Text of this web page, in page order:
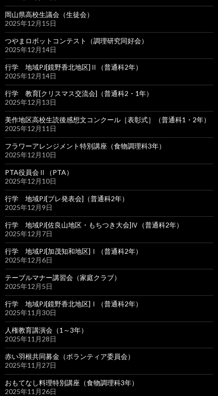
岡山県高校生議会（生徒会）
2025年12月15日
つやまロボットコンテスト（調理研究同好会）
2025年12月14日
行学 地域PJ[鏡野香北地区]Ⅱ（普通科2年）
2025年12月14日
行学 教育[クリスマス交流会]（普通科2・1年）
2025年12月13日
美作地区高校生読後感想文コンクール［表彰式］（普通科1・2年）
2025年12月11日
フラワーアレンジメント特別講座（食物調理科3年）
2025年12月10日
PTA役員会Ⅱ（PTA）
2025年12月10日
行学 地域PJ[プレ発表会]（普通科2年）
2025年12月9日
行学 地域PJ[佐良山地区・もちつき大会]Ⅳ（普通科2年）
2025年12月7日
行学 地域PJ[加茂知和地区]Ⅰ（普通科2年）
2025年12月6日
テーブルマナー講習会（家庭クラブ）
2025年12月5日
行学 地域PJ[鏡野香北地区]Ⅰ（普通科2年）
2025年11月30日
人権教育講演会（1～3年）
2025年11月28日
赤い羽根共同募金（ボランティア委員会）
2025年11月27日
おもてなし料理特別講座（食物調理科3年）
2025年11月26日